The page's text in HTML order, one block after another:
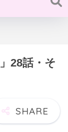
28話・そ